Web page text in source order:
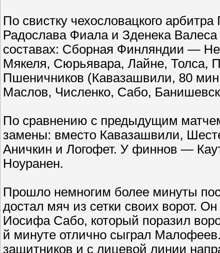
По свистку чехословацкого
Радослава Фиала и Зденека
составах: Сборная Финляндии —
Мякеля, Сюрьявара, Лайне, Толса,
Пшеничников (Кавазашвили, 80
Маслов, Численко, Сабо,
По сравнению с предыдущим
замены: вместо Кавазашвили,
Аничкин и Логофет. У финнов —
Ноуранен.
Прошло немногим более минуты
достал мяч из сетки своих ворот.
Иосифа Сабо, который поразил
й минуте отлично сыграл
защитников и с лицевой линии